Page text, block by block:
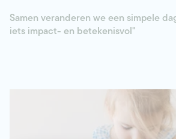
Samen veranderen we een simpele
iets impact- en betekenisvol"